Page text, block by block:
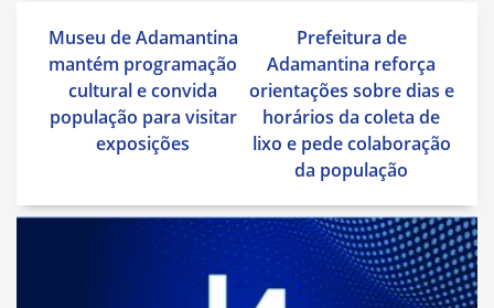
Navegação
de
Post
Museu de Adamantina
mantém programação
cultural e convida
população para visitar
exposições
Prefeitura de
Adamantina reforça
orientações sobre dias e
horários da coleta de
lixo e pede colaboração
da população